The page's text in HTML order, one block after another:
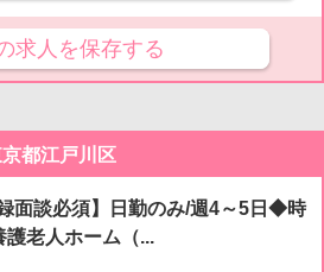
求人を保存する
都江戸川区
面談必須】日勤のみ/週4～5日◆時
老人ホーム（...